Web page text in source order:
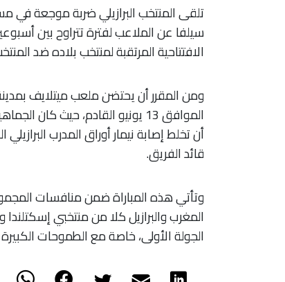
تلقى المنتخب البرازيلي ضربة موجعة في
سيلفا عن الملاعب لفترة تتراوح بين
الافتتاحية المرتقبة لمنتخب بلاده ضد
​ومن المقرر أن يحتضن ملعب ميتلايف
الموافق 13 يونيو القادم، حيث
أن تخلط إصابة نيمار أوراق المدرب
قائد الفريق.
​وتأتي هذه المباراة ضمن منافسات
المغرب والبرازيل كلا من منتخبي
الجولة الأولى، خاصة مع الطموحات الكبيرة